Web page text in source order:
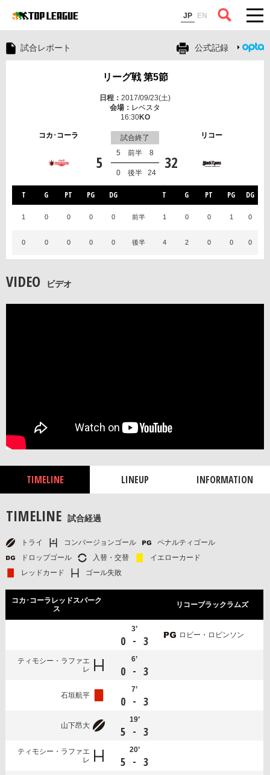
JP EN
コラム
試合レポート 公式記録
リーグ戦 第5節
2017/09/23(土)
レベスタ
16:30
コカ･コーラ リコー
試合終了
5 32
前半
5 8
後半
0 24
T G PT PG DG T G PT PG DG
1 0 0 0 0 前半 1 0 0 1 0
0 0 0 0 0 後半 4 2 0 0 0
VIDEO ビデオ
TIMELINE LINEUP INFORMATION
TIMELINE 試合経過
トライ コンバージョンゴール
ペナルティゴール
ドロップゴール
入替・交替
イエローカード
レッドカード
ゴール失敗
コカ･コーラレッドスパーク
ス
リコーブラックラムズ
3’
0 - 3 ロビー・ロビンソン
ティモシー・ラファエ
レ
6’
0 - 3
石垣航平
7’
0 - 3
山下昂大
19’
5 - 3
ティモシー・ラファエ
レ
20’
5 - 3